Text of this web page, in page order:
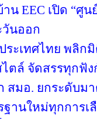
น EEC เปิด “ศู
นออก
ระเทศไทย พลิ
ไตล์ จัดสรรทุกฟั
สมอ. ยกระดับม
ฐานใหม่ทุกการ